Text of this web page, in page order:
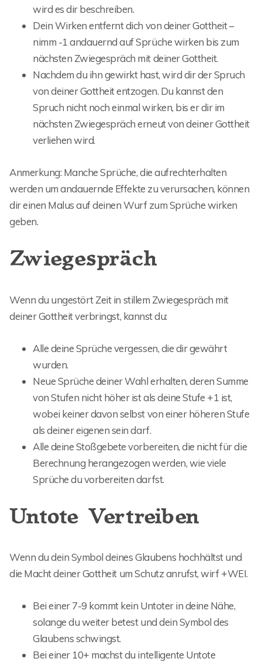
wird es dir beschreiben.
Dein Wirken entfernt dich von deiner Gottheit –
nimm -1 andauernd auf Sprüche wirken bis zum
nächsten Zwiegespräch mit deiner Gottheit.
Nachdem du ihn gewirkt hast, wird dir der Spruch
von deiner Gottheit entzogen. Du kannst den
Spruch nicht noch einmal wirken, bis er dir im
nächsten Zwiegespräch erneut von deiner Gottheit
verliehen wird.
Anmerkung: Manche Sprüche, die aufrechterhalten
werden um andauernde Effekte zu verursachen, können
dir einen Malus auf deinen Wurf zum Sprüche wirken
geben.
Zwiegespräch
Wenn du ungestört Zeit in stillem Zwiegespräch mit
deiner Gottheit verbringst, kannst du:
Alle deine Sprüche vergessen, die dir gewährt
wurden.
Neue Sprüche deiner Wahl erhalten, deren Summe
von Stufen nicht höher ist als deine Stufe +1 ist,
wobei keiner davon selbst von einer höheren Stufe
als deiner eigenen sein darf.
Alle deine Stoßgebete vorbereiten, die nicht für die
Berechnung herangezogen werden, wie viele
Sprüche du vorbereiten darfst.
Untote Vertreiben
Wenn du dein Symbol deines Glaubens hochhältst und
die Macht deiner Gottheit um Schutz anrufst, wirf +WEI.
Bei einer 7-9 kommt kein Untoter in deine Nähe,
solange du weiter betest und dein Symbol des
Glaubens schwingst.
Bei einer 10+ machst du intelligente Untote